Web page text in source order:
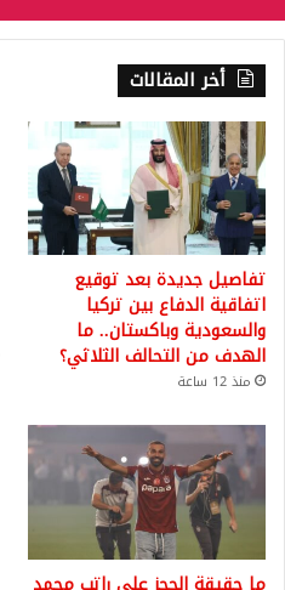
أخر المقالات
تفاصيل جديدة بعد توقيع
اتفاقية الدفاع بين تركيا
والسعودية وباكستان.. ما
الهدف من التحالف الثلاثي؟
منذ 12 ساعة